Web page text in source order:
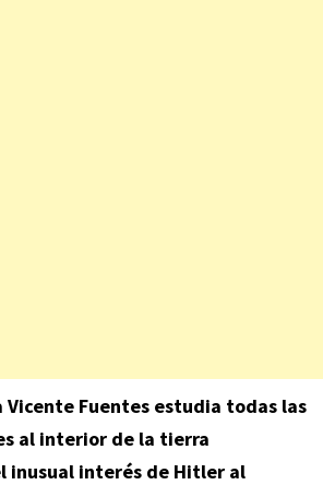
Vicente Fuentes estudia todas las
al interior de la tierra
inusual interés de Hitler al